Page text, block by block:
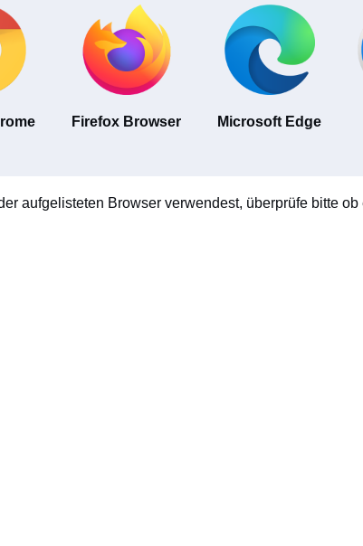
Firefox Browser Microsoft Edge
aufgelisteten Browser verwendest, überprüfe bitte